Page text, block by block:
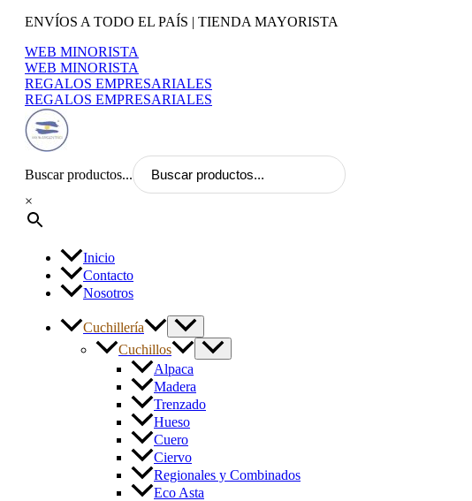
contenido
ENVÍOS A TODO EL PAÍS | TIENDA MAYORISTA
WEB MINORISTA
WEB MINORISTA
REGALOS EMPRESARIALES
REGALOS EMPRESARIALES
Buscar productos...
×
Inicio
Contacto
Nosotros
Cuchillería
Cuchillos
Alpaca
Madera
Trenzado
Hueso
Cuero
Ciervo
Regionales y Combinados
Eco Asta